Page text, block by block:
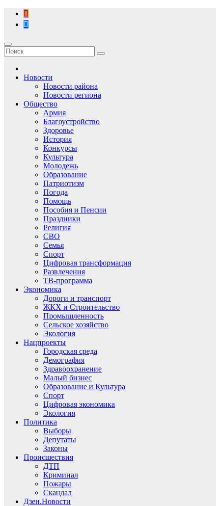
Перейти
содержимому
Новости
Новости района
Новости региона
Общество
Армия
Благоустройство
Здоровье
История
Конкурсы
Культура
Молодежь
Образование
Патриотизм
Погода
Помощь
Пособия и Пенсии
Праздники
Религия
СВО
Семья
Спорт
Цифровая трансформация
Развлечения
ТВ-программа
Экономика
Дороги и транспорт
ЖКХ и Строительство
Промышленность
Сельское хозяйство
Экология
Нацпроекты
Городская среда
Демография
Здравоохранение
Малый бизнес
Образование и Культура
Спорт
Цифровая экономика
Экология
Политика
Выборы
Депутаты
Законы
Происшествия
ДТП
Криминал
Пожары
Скандал
Дзен.Новости